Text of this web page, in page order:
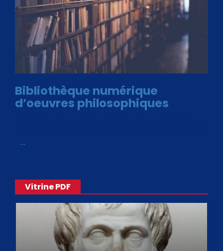
Bibliothèque numérique
d’oeuvres philosophiques
…
Vitrine PDF